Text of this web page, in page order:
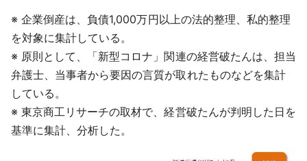
※ 企業倒産は、負債1,000万円以上の法的整理、私的整理
を対象に集計している。
※ 原則として、「新型コロナ」関連の経営破たんは、担当
弁護士、当事者から要因の言質が取れたものなどを集計
している。
※ 東京商工リサーチの取材で、経営破たんが判明した日を
基準に集計、分析した。